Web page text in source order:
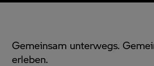
Gemeinsam unterwegs.
erleben.